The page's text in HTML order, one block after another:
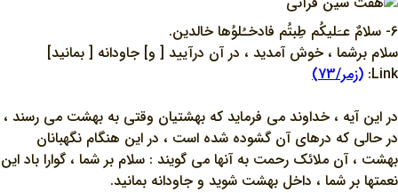
6- سلامٌ عـَليکُم طِبتُم فادخـُلوُها خالدين.
سلام برشما ، خوش آمديد ، در آن درآييد [ و] جاودانه [ بمانيد]
Link: (زمر/73)
در اين آيه ، خداوند مي فرمايد که بهشتيان وقتي به بهشت مي رسند ،
در حالي که درهاي آن گشوده شده است ، در اين هنگام نگهبانان
بهشت ، آن ملائک رحمت به آنها مي گويند : سلام بر شما ، گوارا باد اين
نعمتها بر شما ، داخل بهشت شويد و جاودانه بمانيد.